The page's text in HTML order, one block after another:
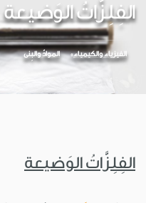
الفِلِزَّاتُ الوَضيعة
الفيزياء والكيمياء الموادّ والبِنى
الفِلِزَّاتُ الوَضيعة